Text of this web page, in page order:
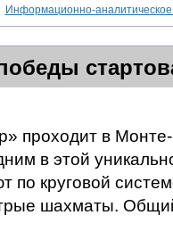
Информационно-аналитическое
проходит в
в этой
по круговой
шахматы.